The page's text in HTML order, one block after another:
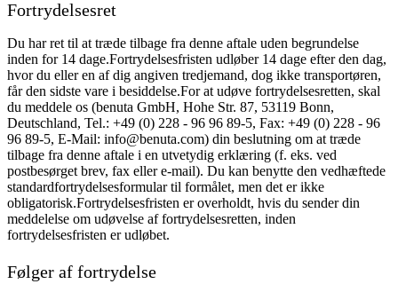
Fortrydelsesret
Du har ret til at træde tilbage fra denne aftale uden begrundelse
inden for 14 dage.Fortrydelsesfristen udløber 14 dage efter den dag,
hvor du eller en af dig angiven tredjemand, dog ikke transportøren,
får den sidste vare i besiddelse.For at udøve fortrydelsesretten, skal
du meddele os (benuta GmbH, Hohe Str. 87, 53119 Bonn,
Deutschland, Tel.: +49 (0) 228 - 96 96 89-5, Fax: +49 (0) 228 - 96
96 89-5, E-Mail: info@benuta.com) din beslutning om at træde
tilbage fra denne aftale i en utvetydig erklæring (f. eks. ved
postbesørget brev, fax eller e-mail). Du kan benytte den vedhæftede
standardfortrydelsesformular til formålet, men det er ikke
obligatorisk.Fortrydelsesfristen er overholdt, hvis du sender din
meddelelse om udøvelse af fortrydelsesretten, inden
fortrydelsesfristen er udløbet.
Følger af fortrydelse